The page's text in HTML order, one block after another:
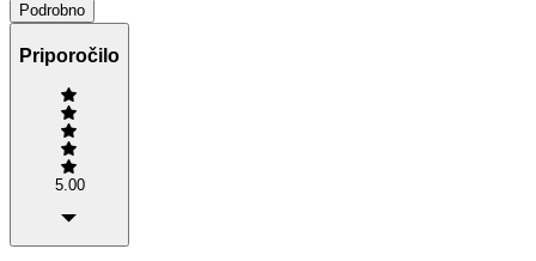
Podrobno
Priporočilo
5.00